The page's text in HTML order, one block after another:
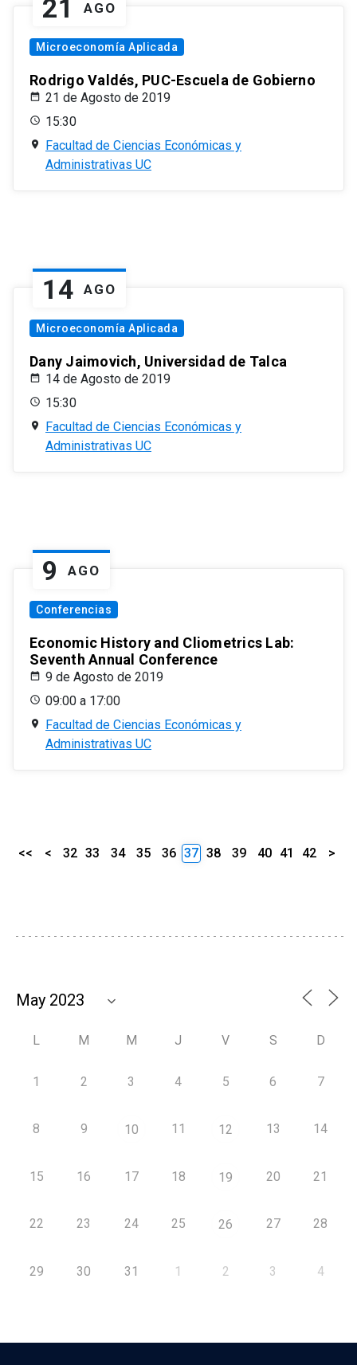
21 AGO
Microeconomía Aplicada
Rodrigo Valdés, PUC-Escuela de Gobierno
21 de Agosto de 2019
15:30
Facultad de Ciencias Económicas y
Administrativas UC
14 AGO
Microeconomía Aplicada
Dany Jaimovich, Universidad de Talca
14 de Agosto de 2019
15:30
Facultad de Ciencias Económicas y
Administrativas UC
9 AGO
Conferencias
Economic History and Cliometrics Lab:
Seventh Annual Conference
9 de Agosto de 2019
09:00 a 17:00
Facultad de Ciencias Económicas y
Administrativas UC
<< < 32 33 34 35 36 37 38 39 40 41 42 >
L M M J V S D
1 2 3 4 5 6 7
8 9 10 11 12 13 14
15 16 17 18 19 20 21
22 23 24 25 26 27 28
29 30 31 1 2 3 4